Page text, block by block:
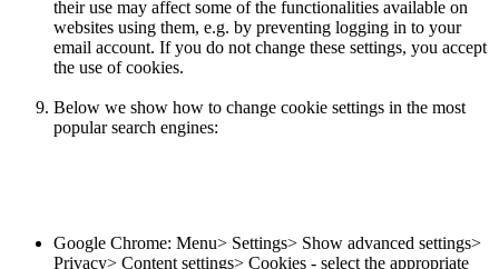
their use may affect some of the functionalities available on
websites using them, e.g. by preventing logging in to your
email account. If you do not change these settings, you accept
the use of cookies.
Below we show how to change cookie settings in the most
popular search engines:
Google Chrome: Menu> Settings> Show advanced settings>
Privacy> Content settings> Cookies - select the appropriate